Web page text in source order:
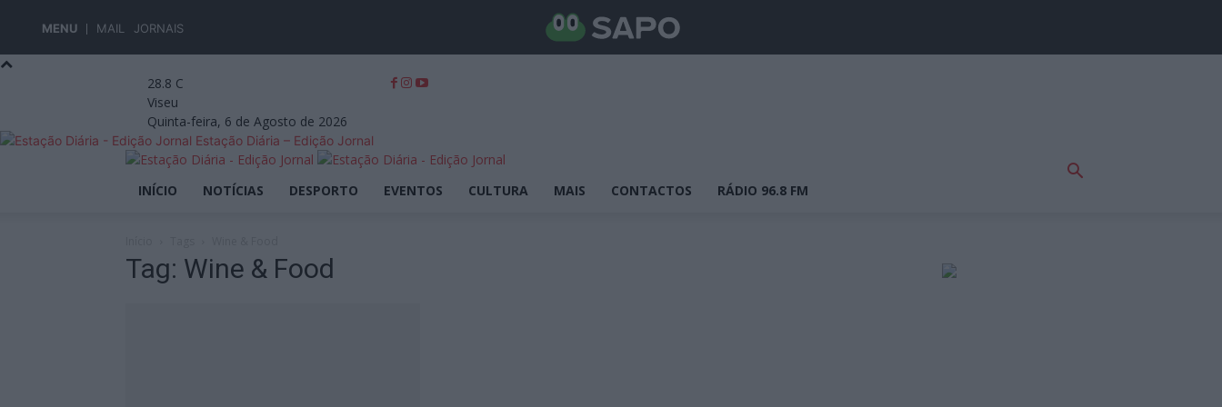
MENU MAIL JORNAIS
28.8 C
Viseu
Quinta-feira, 6 de Agosto de 2026
Estação Diária – Edição Jornal
INÍCIO NOTÍCIAS DESPORTO EVENTOS CULTURA MAIS CONTACTOS RÁDIO 96.8 FM
Tag: Wine & Food